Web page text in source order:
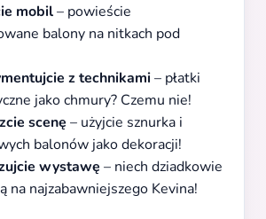
mobil– powieście
balony na nitkach pod
z technikami– płatki
jako chmury? Czemu nie!
scenę – użyjcie sznurka i
balonów jako dekoracji!
wystawę – niech dziadkowie
na najzabawniejszego Kevina!